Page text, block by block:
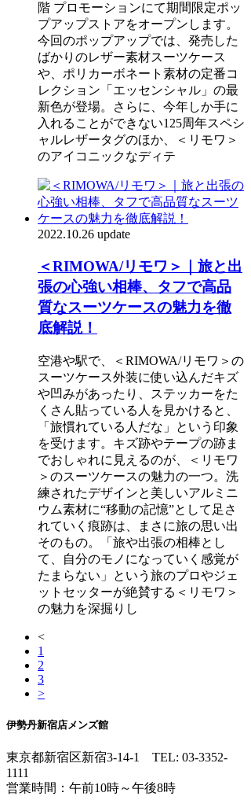
階 プロモーションにて期間限定ポッ
プアップストアをオープンします。
今回のポップアップでは、発売した
ばかりのレザー素材スーツケース
や、ポリカーボネート素材の定番コ
レクション「エッセンシャル」の最
新色が登場。さらに、今年しか手に
入れることができない125周年スペシ
ャルレザータグのほか、＜リモワ＞
のアイコニックなディテ
2022.10.26 update
＜RIMOWA/リモワ＞｜旅と出
張の心強い相棒、タフで高品
質なスーツケースの魅力を徹
底解説！
空港や駅で、＜RIMOWA/リモワ＞の
スーツケース外装に使い込んだキズ
や凹みがあったり、ステッカーをた
くさん貼っている人を見かけると、
「旅慣れている人だな」という印象
を受けます。キズ跡やテープの跡ま
でおしゃれに見えるのが、＜リモワ
＞のスーツケースの魅力の一つ。洗
練されたデザインと美しいアルミニ
ウム素材に“移動の記憶”として足さ
れていく痕跡は、まさに旅の思い出
そのもの。「旅や出張の相棒とし
て、自分のモノになっていく感覚が
たまらない」という旅のプロやジェ
ットセッターが絶賛する＜リモワ＞
の魅力を深掘りし
<
1
2
3
>
伊勢丹新宿店メンズ館
東京都新宿区新宿3-14-1 TEL: 03-3352-
1111
営業時間：午前10時～午後8時